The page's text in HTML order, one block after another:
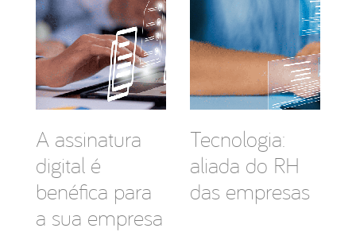
A assinatura
digital é
benéfica para
a sua empresa
Tecnologia:
aliada do RH
das empresas